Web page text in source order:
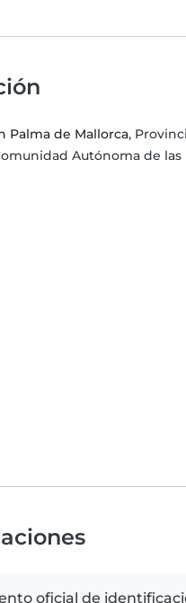
Palma de Mallorca,
Autónoma de las
oficial de